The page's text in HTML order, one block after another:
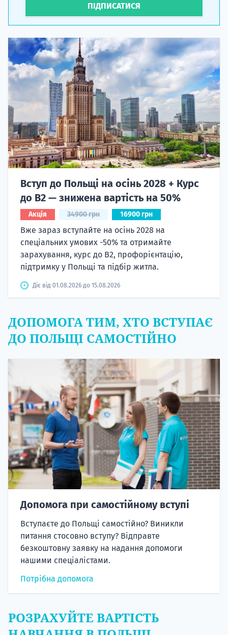
ПІДПИСАТИСЯ
Вступ до Польщі на осінь 2028 + Курс
до B2 — знижена вартість на 50%
Акція 34900 грн 16900 грн
Вже зараз вступайте на осінь 2028 на
спеціальних умових -50% та отримайте
зарахування, курс до B2, профорієнтацію,
підтримку у Польщі та підбір житла.
Діє від 01.08.2026 до 15.08.2026
ДОПОМОГА ТИМ, ХТО ВСТУПАЄ
ДО ПОЛЬЩІ САМОСТІЙНО
Допомога при самостійному вступі
Вступаєте до Польщі самостійно? Виникли
питання стосовно вступу? Відправте
безкоштовну заявку на надання допомоги
нашими спеціалістами.
Потрібна допомога
РОЗРАХУЙТЕ ВАРТІСТЬ